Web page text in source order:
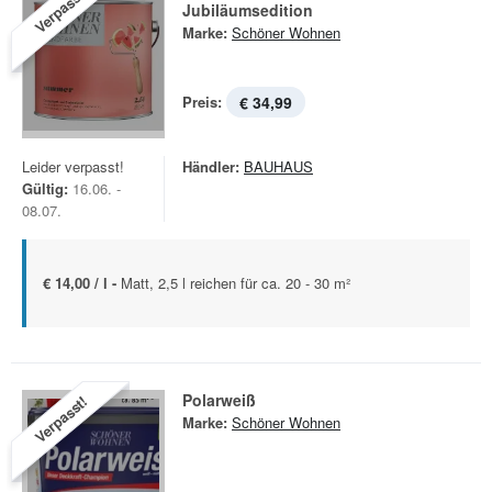
Jubiläumsedition
Marke: Schöner Wohnen
Preis: € 34,99
Leider verpasst!
Gültig: 16.06. -
08.07.
Händler: BAUHAUS
€ 14,00 / l - Matt, 2,5 l reichen für ca. 20 - 30 m²
Verpasst! Polarweiß
Marke: Schöner Wohnen